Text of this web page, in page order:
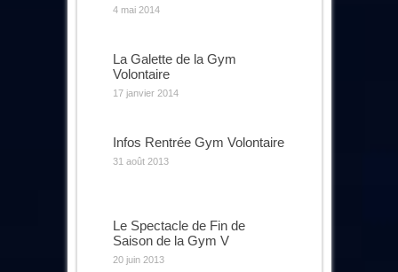
4 mai 2014
La Galette de la Gym
Volontaire
17 janvier 2014
Infos Rentrée Gym Volontaire
31 août 2013
Le Spectacle de Fin de
Saison de la Gym V
20 juin 2013